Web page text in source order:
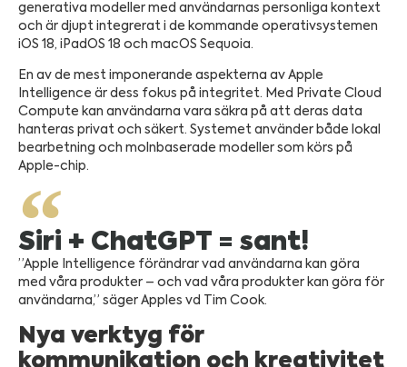
generativa modeller med användarnas personliga kontext
och är djupt integrerat i de kommande operativsystemen
iOS 18, iPadOS 18 och macOS Sequoia.
En av de mest imponerande aspekterna av Apple
Intelligence är dess fokus på integritet. Med Private Cloud
Compute kan användarna vara säkra på att deras data
hanteras privat och säkert. Systemet använder både lokal
bearbetning och molnbaserade modeller som körs på
Apple-chip.
Siri + ChatGPT = sant!
”Apple Intelligence förändrar vad användarna kan göra
med våra produkter – och vad våra produkter kan göra för
användarna,” säger Apples vd Tim Cook.
Nya verktyg för
kommunikation och kreativitet